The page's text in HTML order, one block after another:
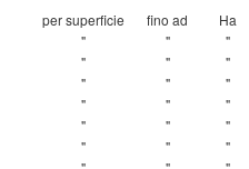
per superficie
fino ad Ha
"
" "
"
" "
"
" "
"
" "
"
" "
"
" "